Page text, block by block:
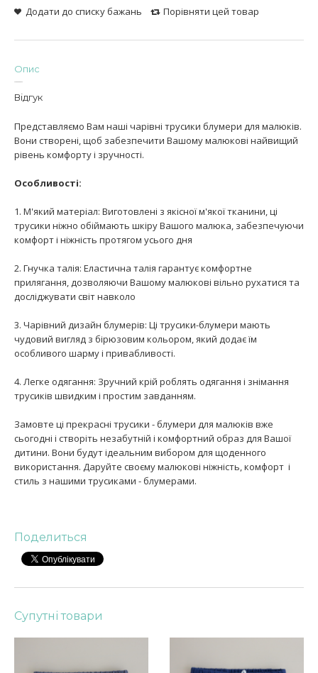
Додати до списку бажань Порівняти цей товар
Опис
Відгук
Представляємо Вам наші чарівні трусики блумери для малюків.
Вони створені, щоб забезпечити Вашому малюкові найвищий
рівень комфорту і зручності.
Особливості:
1. М'який матеріал: Виготовлені з якісної м'якої тканини, ці
трусики ніжно обіймають шкіру Вашого малюка, забезпечуючи
комфорт і ніжність протягом усього дня
2. Гнучка талія: Еластична талія гарантує комфортне
прилягання, дозволяючи Вашому малюкові вільно рухатися та
досліджувати світ навколо
3. Чарівний дизайн блумерів: Ці трусики-блумери мають
чудовий вигляд з бірюзовим кольором, який додає їм
особливого шарму і привабливості.
4. Легке одягання: Зручний крій роблять одягання і знімання
трусиків швидким і простим завданням.
Замовте ці прекрасні трусики - блумери для малюків вже
сьогодні і створіть незабутній і комфортний образ для Вашої
дитини. Вони будут ідеальним вибором для щоденного
використання. Даруйте своєму малюкові ніжність, комфорт і
стиль з нашими трусиками - блумерами.
Поделиться
Супутні товари